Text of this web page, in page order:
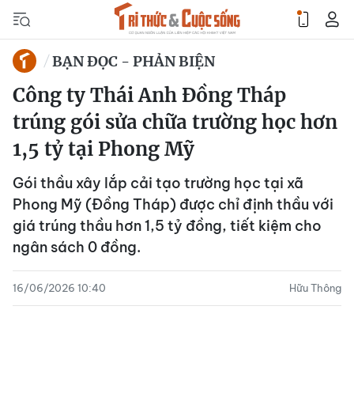
BẠN ĐỌC - PHẢN BIỆN
Công ty Thái Anh Đồng Tháp
trúng gói sửa chữa trường học hơn
1,5 tỷ tại Phong Mỹ
Gói thầu xây lắp cải tạo trường học tại xã
Phong Mỹ (Đồng Tháp) được chỉ định thầu với
giá trúng thầu hơn 1,5 tỷ đồng, tiết kiệm cho
ngân sách 0 đồng.
16/06/2026 10:40 Hữu Thông